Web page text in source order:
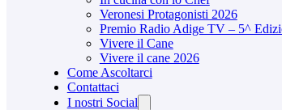
Veronesi Protagonisti 2026
Premio Radio Adige TV – 5^
Vivere il Cane
Vivere il cane 2026
Come Ascoltarci
Contattaci
I nostri Social